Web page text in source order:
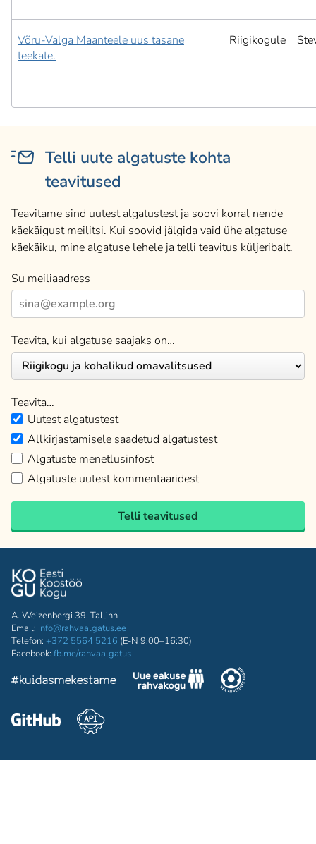
Võru-Valga Maanteele uus tasane
teekate.
Riigikogule
Telli uute algatuste kohta
teavitused
Teavitame sind uutest algatustest ja soovi korral nende
käekäigust meilitsi. Kui soovid jälgida vaid ühe algatuse
käekäiku, mine algatuse lehele ja telli teavitus küljeribalt.
Su meiliaadress
Teavita, kui algatuse saajaks on…
Teavita…
Uutest algatustest
Allkirjastamisele saadetud algatustest
Algatuste menetlusinfost
Algatuste uutest kommentaaridest
Telli teavitused
A. Weizenbergi 39, Tallinn
Email: info@rahvaalgatus.ee
Telefon: +372 5564 5216 (E-N 9:00–16:30)
Facebook: fb.me/rahvaalgatus